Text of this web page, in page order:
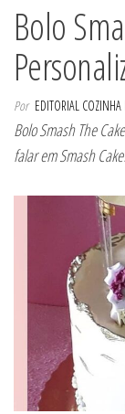
Bolo
Por EDITORIAL
Bolo Smash The
falar em Smash